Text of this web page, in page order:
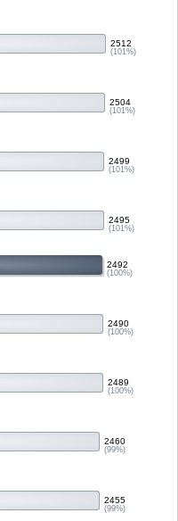
2512
(101%)
2504
(101%)
2499
(101%)
2495
(101%)
2492
(100%)
2490
(100%)
2489
(100%)
2460
(99%)
2455
(99%)